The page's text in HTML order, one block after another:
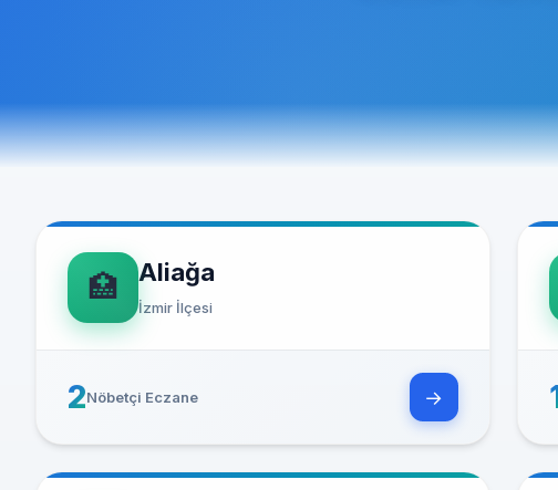
🏥 Aliağa
İzmir İlçesi
2Nöbetçi Eczane →